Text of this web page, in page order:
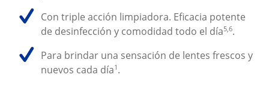
Con triple acción limpiadora. Eficacia potente
de desinfección y comodidad todo el día5,6.
Para brindar una sensación de lentes frescos y
nuevos cada día1 .